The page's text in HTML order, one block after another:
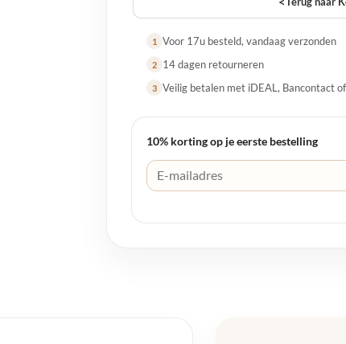
1 Voor 17u besteld, vandaag verzonden
2 14 dagen retourneren
3 Veilig betalen met iDEAL, Bancontact
10% korting op je eerste bestelling